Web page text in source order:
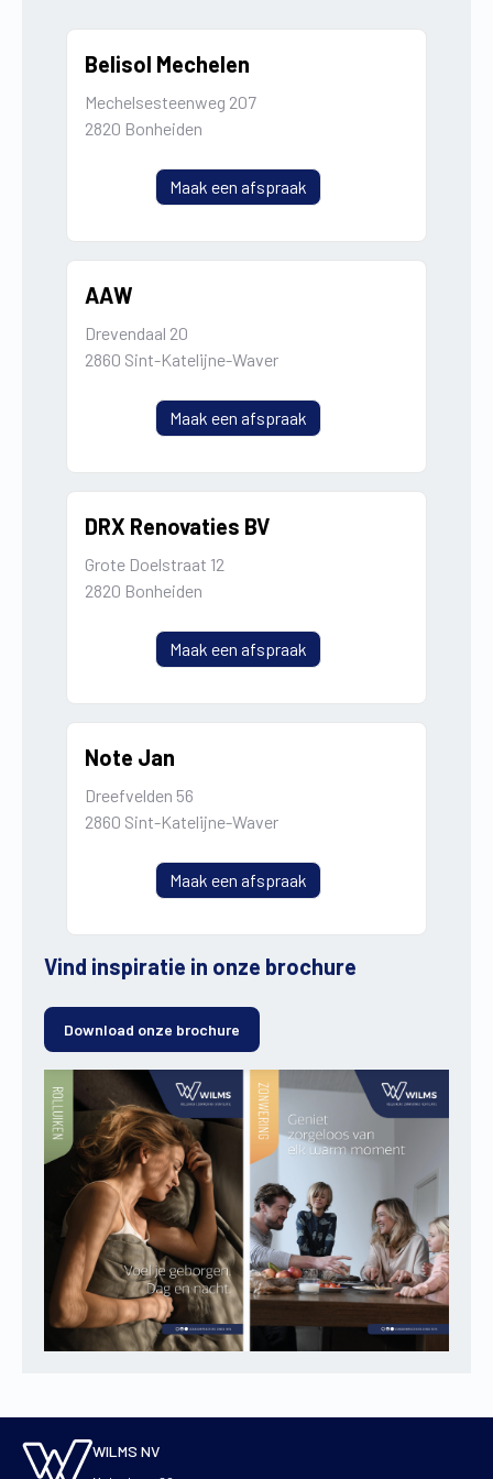
Belisol Mechelen
Mechelsesteenweg 207
2820 Bonheiden
Maak een afspraak
AAW
Drevendaal 20
2860 Sint-Katelijne-Waver
Maak een afspraak
DRX Renovaties BV
Grote Doelstraat 12
2820 Bonheiden
Maak een afspraak
Note Jan
Dreefvelden 56
2860 Sint-Katelijne-Waver
Maak een afspraak
Vind inspiratie in onze brochure
Download onze brochure
WILMS NV